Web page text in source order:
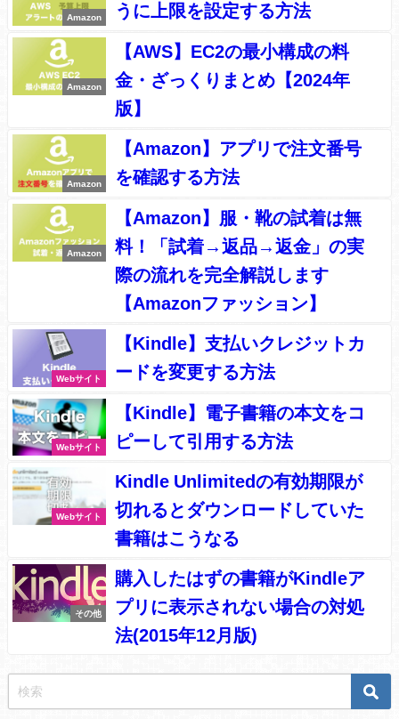
Amazon
うに上限を設定する方法
Amazon
【AWS】EC2の最小構成の料
金・ざっくりまとめ【2024年
版】
Amazon
【Amazon】アプリで注文番号
を確認する方法
Amazon
【Amazon】服・靴の試着は無
料！「試着→返品→返金」の実
際の流れを完全解説します
【Amazonファッション】
Webサイト
【Kindle】支払いクレジットカ
ードを変更する方法
Webサイト
【Kindle】電子書籍の本文をコ
ピーして引用する方法
Webサイト
Kindle Unlimitedの有効期限が
切れるとダウンロードしていた
書籍はこうなる
その他
購入したはずの書籍がKindleア
プリに表示されない場合の対処
法(2015年12月版)